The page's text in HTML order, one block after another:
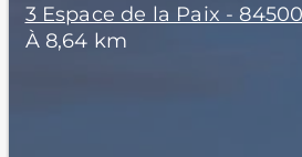
3 Espace de la Paix -
À 8,64 km